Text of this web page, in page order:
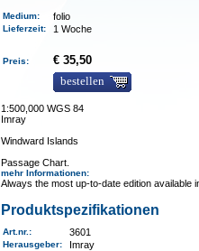
Medium: folio
Lieferzeit: 1 Woche
Preis:
€ 35,50
bestellen
1:500,000 WGS 84
Imray
Windward Islands
Passage Chart.
mehr Informationen:
Always the most up-to-date edition
Produktspezifikationen
Art.nr. : 3601
Herausgeber: Imray